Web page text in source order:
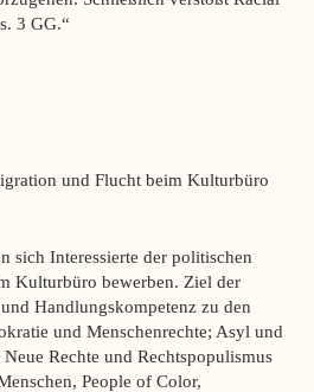
3 GG.“
und Flucht beim Kulturbüro
sich Interessierte der politischen
Kulturbüro bewerben. Ziel der
Handlungskompetenz zu den
und Menschenrechte; Asyl und
Rechte und Rechtspopulismus
People of Color,